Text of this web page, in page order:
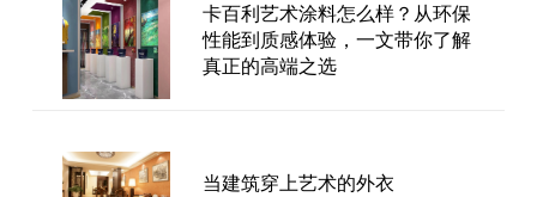
卡百利艺术涂料怎么样？从环保
性能到质感体验，一文带你了解
真正的高端之选
当建筑穿上艺术的外衣